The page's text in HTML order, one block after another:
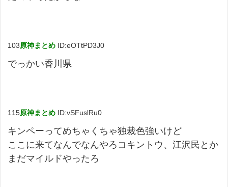
103原神まとめ ID:eOTtPD3J0
でっかい香川県
115原神まとめ ID:vSFuslRu0
キンペーってめちゃくちゃ独裁色強いけど
ここに来てなんでなんやろコキントウ、江沢民とか
まだマイルドやったろ